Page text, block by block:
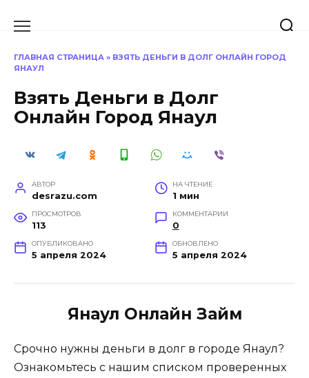
ГЛАВНАЯ СТРАНИЦА » ВЗЯТЬ ДЕНЬГИ В ДОЛГ ОНЛАЙН ГОРОД
ЯНАУЛ
Взять Деньги в Долг
Онлайн Город Янаул
АВТОР
desrazu.com
НА ЧТЕНИЕ
1 мин
ПРОСМОТРОВ
113
КОММЕНТАРИИ
0
ОПУБЛИКОВАНО
5 апреля 2024
ОБНОВЛЕНО
5 апреля 2024
Янаул Онлайн Займ
Срочно нужны деньги в долг в городе Янаул?
Ознакомьтесь с нашим списком проверенных